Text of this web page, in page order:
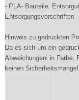
- PLA- Bauteile:
Entsorgungsvorschriften
Hinweis zu gedruckten
Da es sich um ein
Abweichungeni in Farbe,
keinen Sicherheitsmangel